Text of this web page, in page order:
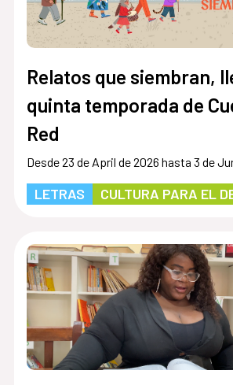
Relatos que siembran,
quinta temporada de
Red
Desde 23 de April de 2026 hasta 3 de
LETRAS CULTURA PARA EL